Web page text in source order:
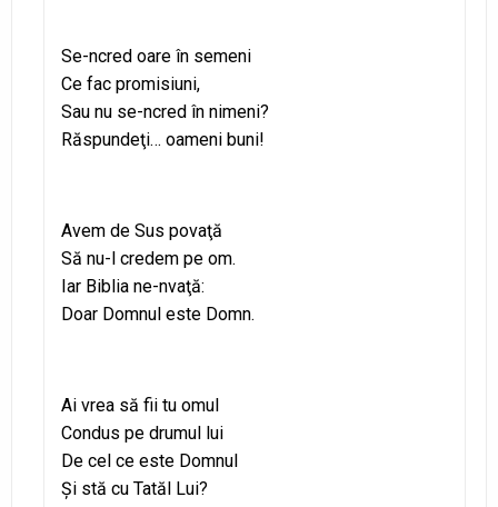
Se-ncred oare în semeni
Ce fac promisiuni,
Sau nu se-ncred în nimeni?
Răspundeţi… oameni buni!
Avem de Sus povaţă
Să nu-l credem pe om.
Iar Biblia ne-nvaţă:
Doar Domnul este Domn.
Ai vrea să fii tu omul
Condus pe drumul lui
De cel ce este Domnul
Şi stă cu Tatăl Lui?